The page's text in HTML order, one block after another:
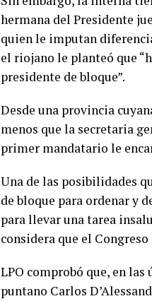
hermana del Presidente
quien le imputan
el riojano le planteó que
presidente de bloque”.
Desde una provincia
menos que la secretaria
primer mandatario le
Una de las posibilidades
de bloque para ordenar y
para llevar una tarea
considera que el
LPO comprobó que, en
puntano Carlos